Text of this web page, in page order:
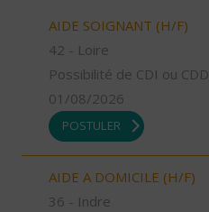
AIDE SOIGNANT (H/F)
42 - Loire
Possibilité de CDI ou CDD
01/08/2026
POSTULER
AIDE A DOMICILE (H/F)
36 - Indre